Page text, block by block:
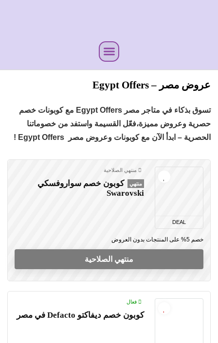
عروض مصر – Egypt Offers
تسوق بذكاء في متاجر مصر Egypt Offers مع كوبونات خصم
حصرية وعروض مميزة،فعّل القسيمة واستفد من خصوماتنا
الحصرية – ابدأ الآن مع كوبونات وعروض مصر Egypt Offers !
DEAL
منتهي الصلاحية
منتهي
كوبون خصم سواروفسكي
Swarovski
خصم 5% على المنتجات بدون العروض
منتهي الصلاحية
فعال
كوبون خصم ديفاكتو Defacto في مصر